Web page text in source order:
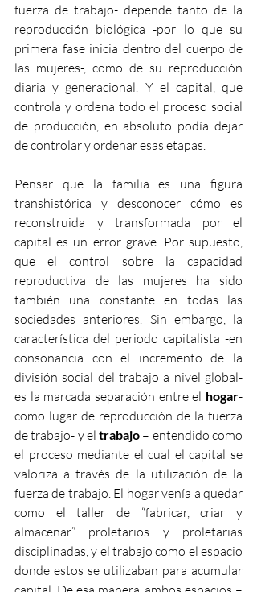
fuerza de trabajo- depende tanto de la
reproducción biológica -por lo que su
primera fase inicia dentro del cuerpo de
las mujeres-, como de su reproducción
diaria y generacional. Y el capital, que
controla y ordena todo el proceso social
de producción, en absoluto podía dejar
de controlar y ordenar esas etapas.
Pensar que la familia es una figura
transhistórica y desconocer cómo es
reconstruida y transformada por el
capital es un error grave. Por supuesto,
que el control sobre la capacidad
reproductiva de las mujeres ha sido
también una constante en todas las
sociedades anteriores. Sin embargo, la
característica del periodo capitalista -en
consonancia con el incremento de la
división social del trabajo a nivel global-
es la marcada separación entre el hogar-
como lugar de reproducción de la fuerza
de trabajo- y el trabajo – entendido como
el proceso mediante el cual el capital se
valoriza a través de la utilización de la
fuerza de trabajo. El hogar venía a quedar
como el taller de “fabricar, criar y
almacenar” proletarios y proletarias
disciplinadas, y el trabajo como el espacio
donde estos se utilizaban para acumular